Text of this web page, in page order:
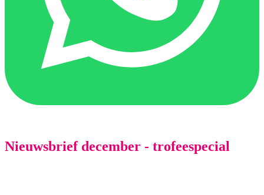
Nieuwsbrief december - trofeespecial